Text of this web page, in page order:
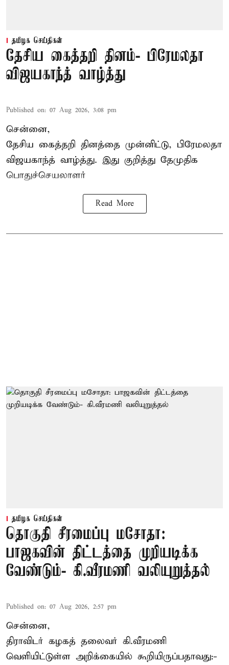
தமிழக செய்திகள்
தேசிய கைத்தறி தினம்- பிரேமலதா
விஜயகாந்த் வாழ்த்து
Published on: 07 Aug 2026, 3:08 pm
சென்னை,
தேசிய கைத்தறி தினத்தை முன்னிட்டு, பிரேமலதா
விஜயகாந்த் வாழ்த்து. இது குறித்து தேமுதிக
பொதுச்செயலாளர்
Read More
தமிழக செய்திகள்
தொகுதி சீரமைப்பு மசோதா:
பாஜகவின் திட்டத்தை முறியடிக்க
வேண்டும்- கி.வீரமணி வலியுறுத்தல்
Published on: 07 Aug 2026, 2:57 pm
சென்னை,
திராவிடர் கழகத் தலைவர் கி.வீரமணி
வெளியிட்டுள்ள அறிக்கையில் கூறியிருப்பதாவது:-